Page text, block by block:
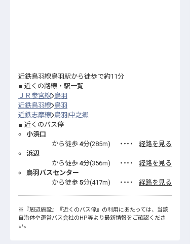
近鉄鳥羽線鳥羽駅から徒歩で約11分
近くの路線・駅一覧
ＪＲ参宮線 鳥羽
近鉄鳥羽線 鳥羽
近鉄志摩線 鳥羽 中之郷
近くのバス停
小浜口
から徒歩 4分(285m) ・・・・
経路を見る
浜辺
から徒歩 4分(356m) ・・・・
経路を見る
鳥羽バスセンター
から徒歩 5分(417m) ・・・・ 経路を見る
※ 『周辺施設』 『近くのバス停』 の利用にあたっては、当該
自治体や運営バス会社のHP等より最新情報をご確認くださ
い。